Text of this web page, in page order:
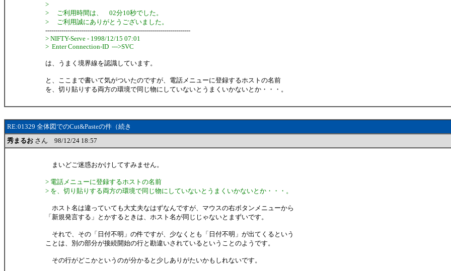
>
> ご利用時間は、 02分10秒でした。
> ご利用誠にありがとうございました。
------------------------------------------------------------------------
> NIFTY-Serve - 1998/12/15 07:01
> Enter Connection-ID --->SVC
は、うまく境界線を認識しています。
と、ここまで書いて気がついたのですが、電話メニューに登録するホストの名前
を、切り貼りする両方の環境で同じ物にしていないとうまくいかないとか・・・。
RE:01329 全体図でのCut&Pasteの件（続き
秀まるお さん 98/12/24 18:57
まいどご迷惑おかけしてすみません。
> 電話メニューに登録するホストの名前
> を、切り貼りする両方の環境で同じ物にしていないとうまくいかないとか・・・。
ホスト名は違っていても大丈夫なはずなんですが、マウスの右ボタンメニューから
「新規発言する」とかするときは、ホスト名が同じじゃないとまずいです。
それで、その「日付不明」の件ですが、少なくとも「日付不明」が出てくるという
ことは、別の部分が接続開始の行と勘違いされているということのようです。
その行がどこかというのが分かると少しありがたいかもしれないです。